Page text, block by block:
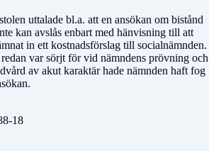
uttalade bl.a. att en ansökan om bistånd
kan avslås enbart med hänvisning till att
in ett kostnadsförslag till socialnämnden.
var sörjt för vid nämndens prövning och
av akut karaktär hade nämnden haft fog
18